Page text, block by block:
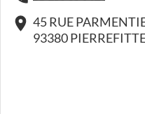
45 RUE
93380